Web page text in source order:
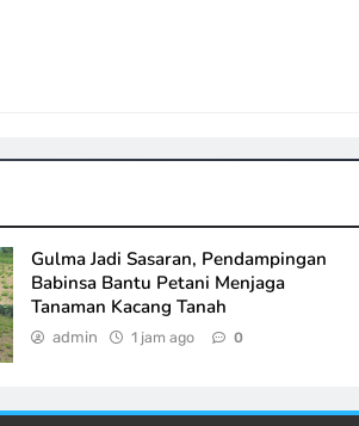
Gulma Jadi Sasaran, Pendampingan
Babinsa Bantu Petani Menjaga
Tanaman Kacang Tanah
admin 1 jam ago 0